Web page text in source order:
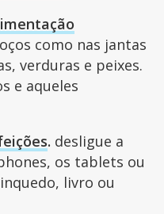
como nas jantas
verduras e peixes.
e aqueles
. desligue a
os tablets ou
livro ou